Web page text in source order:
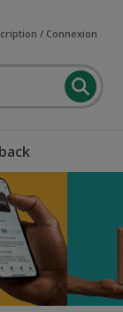
/ Connexion